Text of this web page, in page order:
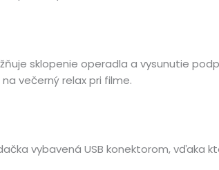
sklopenie operadla a vysunutie
večerný relax pri filme.
vybavená USB konektorom,